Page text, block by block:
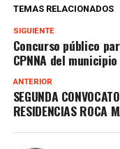
TEMAS RELACIONADOS
SIGUIENTE
Concurso público
CPNNA del
ANTERIOR
SEGUNDA
RESIDENCIAS ROCA